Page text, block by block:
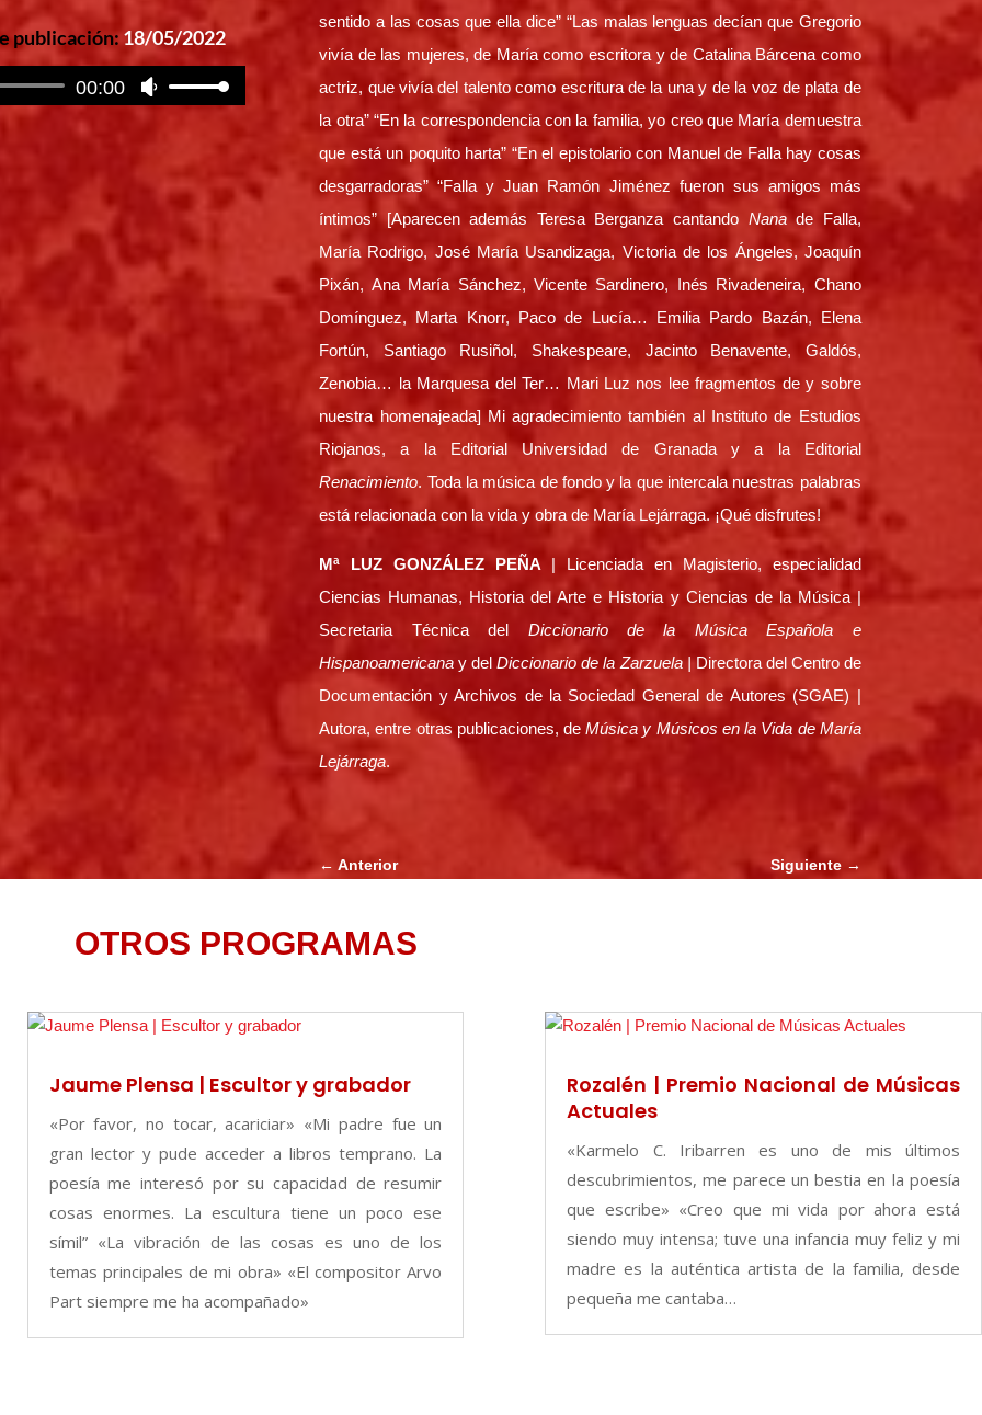
publicación: 18/05/2022
00:00
Utiliza
de
flecha
arriba/abajo
para
sentido a las cosas que ella dice” “Las malas lenguas decían que Gregorio
vivía de las mujeres, de María como escritora y de Catalina Bárcena como
actriz, que vivía del talento como escritura de la una y de la voz de plata de
la otra” “En la correspondencia con la familia, yo creo que María demuestra
que está un poquito harta” “En el epistolario con Manuel de Falla hay cosas
desgarradoras” “Falla y Juan Ramón Jiménez fueron sus amigos más
íntimos” [Aparecen además Teresa Berganza cantando Nanade Falla,
María Rodrigo, José María Usandizaga, Victoria de los Ángeles, Joaquín
Pixán, Ana María Sánchez, Vicente Sardinero, Inés Rivadeneira, Chano
Domínguez, Marta Knorr, Paco de Lucía… Emilia Pardo Bazán, Elena
Fortún, Santiago Rusiñol, Shakespeare, Jacinto Benavente, Galdós,
Zenobia… la Marquesa del Ter… Mari Luz nos lee fragmentos de y sobre
nuestra homenajeada] Mi agradecimiento también al Instituto de Estudios
Riojanos, a la Editorial Universidad de Granada y a la Editorial
Renacimiento. Toda la música de fondo y la que intercala nuestras palabras
está relacionada con la vida y obra de María Lejárraga. ¡Qué disfrutes!
Mª LUZ GONZÁLEZ PEÑA | Licenciada en Magisterio, especialidad
Ciencias Humanas, Historia del Arte e Historia y Ciencias de la Música |
Secretaria Técnica del Diccionario de la Música Española e
Hispanoamericana y delDiccionario de la Zarzuela |Directora del Centro de
Documentación y Archivos de la Sociedad General de Autores (SGAE) |
Autora, entre otras publicaciones, deMúsica y Músicos en la Vida de María
Lejárraga.
←Anterior Siguiente→
OTROS PROGRAMAS
Jaume Plensa | Escultor y grabador
«Por favor, no tocar, acariciar» «Mi padre fue un
gran lector y pude acceder a libros temprano. La
poesía me interesó por su capacidad de resumir
cosas enormes. La escultura tiene un poco ese
símil” «La vibración de las cosas es uno de los
temas principales de mi obra» «El compositor Arvo
Part siempre me ha acompañado»
Rozalén | Premio Nacional de Músicas
Actuales
«Karmelo C. Iribarren es uno de mis últimos
descubrimientos, me parece un bestia en la poesía
que escribe» «Creo que mi vida por ahora está
siendo muy intensa; tuve una infancia muy feliz y mi
madre es la auténtica artista de la familia, desde
pequeña me cantaba…